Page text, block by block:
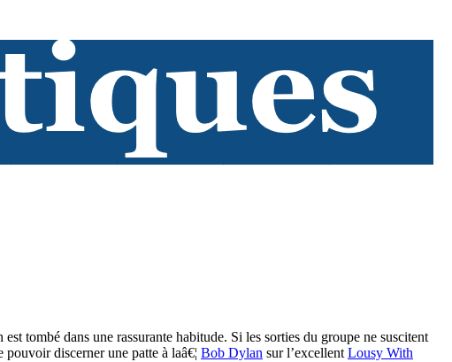
tombé dans une rassurante habitude. Si les sorties du groupe ne suscitent
discerner une patte à laâ€¦ Bob Dylan sur l’excellent Lousy With